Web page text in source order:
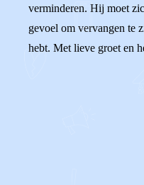
verminderen. Hij moet
gevoel om vervangen te
hebt. Met lieve groet en